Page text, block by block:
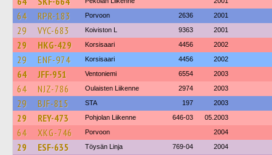
64 RPR-183 Porvoon 2636 2001
29 VYC-683 Koiviston L 9363 2001
29 HKG-429 Korsisaari 4456 2002
29 ENF-974 Korsisaari 4456 2002
64 JFF-951 Ventoniemi 6554 2003
64 NJZ-786 Oulaisten Liikenne 2974 2003
29 BJF-815 STA 197 2003
29 REY-473 Pohjolan Liikenne 646-03 05.2003
64 XKG-746 Porvoon 2004
29 ESF-635 Töysän Linja 769-04 2004